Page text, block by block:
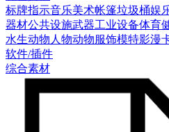
标牌指示音乐美术帐篷垃圾桶娱
器材公共设施武器工业设备体育
水生动物 人物动物服饰模特影漫
软件/插件
综合素材